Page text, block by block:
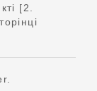
[2.